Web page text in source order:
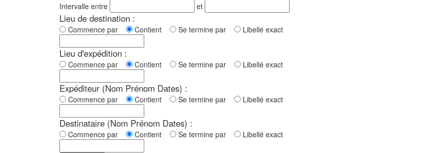
Intervalle entre et
Lieu de destination :
Commence par Contient Se termine par Libellé exact
Lieu d'expédition :
Commence par Contient Se termine par Libellé exact
Expéditeur (Nom Prénom Dates) :
Commence par Contient Se termine par Libellé exact
Destinataire (Nom Prénom Dates) :
Commence par Contient Se termine par Libellé exact